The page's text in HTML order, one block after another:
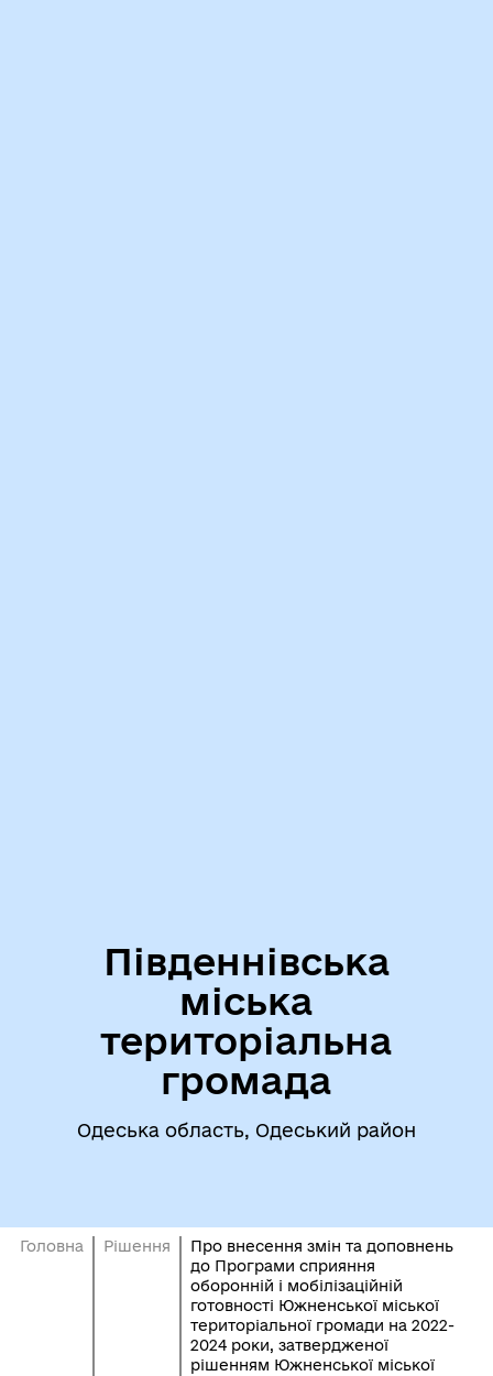
Південнівська
міська
територіальна
громада
Одеська область, Одеський район
Головна Рішення
Про внесення змін та доповнень
до Програми сприяння
оборонній і мобілізаційній
готовності Южненської міської
територіальної громади на 2022-
2024 роки, затвердженої
рішенням Южненської міської